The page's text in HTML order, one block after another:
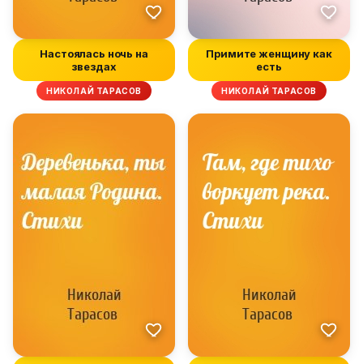
Настоялась ночь на
звездах
НИКОЛАЙ ТАРАСОВ
Примите женщину как
есть
НИКОЛАЙ ТАРАСОВ